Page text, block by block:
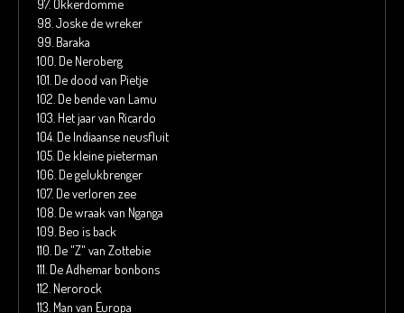
98. Joske de wreker
99. Baraka
100. De Neroberg
101. De dood van Pietje
102. De bende van Lamu
103. Het jaar van Ricardo
104. De Indiaanse neusfluit
105. De kleine pieterman
106. De gelukbrenger
107. De verloren zee
108. De wraak van Nganga
109. Beo is back
110. De "Z" van Zottebie
111. De Adhemar bonbons
112. Nerorock
113. Man van Europa